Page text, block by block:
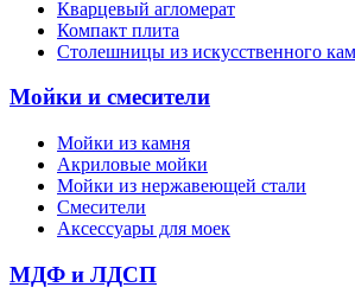
Кварцевый агломерат
Компакт плита
Столешницы из искусственного
Мойки и смесители
Мойки из камня
Акриловые мойки
Мойки из нержавеющей стали
Смесители
Аксессуары для моек
МДФ и ЛДСП